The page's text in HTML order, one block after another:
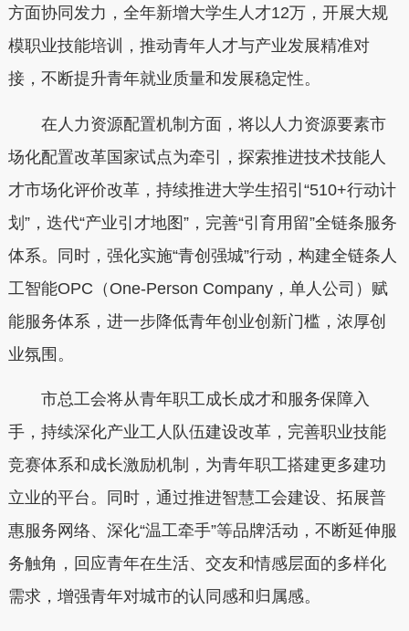
方面协同发力，全年新增大学生人才12万，开展大规
模职业技能培训，推动青年人才与产业发展精准对
接，不断提升青年就业质量和发展稳定性。
在人力资源配置机制方面，将以人力资源要素市
场化配置改革国家试点为牵引，探索推进技术技能人
才市场化评价改革，持续推进大学生招引“510+行动计
划”，迭代“产业引才地图”，完善“引育用留”全链条服务
体系。同时，强化实施“青创强城”行动，构建全链条人
工智能OPC（One-Person Company，单人公司）赋
能服务体系，进一步降低青年创业创新门槛，浓厚创
业氛围。
市总工会将从青年职工成长成才和服务保障入
手，持续深化产业工人队伍建设改革，完善职业技能
竞赛体系和成长激励机制，为青年职工搭建更多建功
立业的平台。同时，通过推进智慧工会建设、拓展普
惠服务网络、深化“温工牵手”等品牌活动，不断延伸服
务触角，回应青年在生活、交友和情感层面的多样化
需求，增强青年对城市的认同感和归属感。